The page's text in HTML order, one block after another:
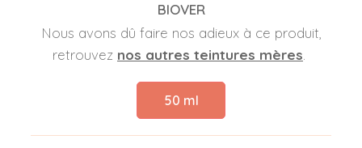
BIOVER
Nous avons dû faire nos adieux à ce produit,
retrouvez nos autres teintures mères.
50 ml